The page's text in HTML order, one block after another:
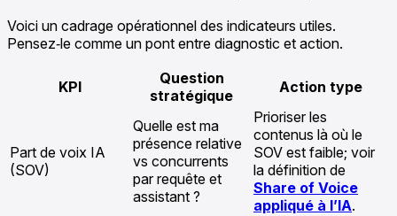
Voici un cadrage opérationnel des indicateurs utiles.
Pensez‑le comme un pont entre diagnostic et action.
KPI
Question
stratégique
Action type
Part de voix IA
(SOV)
Quelle est ma
présence relative
vs concurrents
par requête et
assistant ?
Prioriser les
contenus là où le
SOV est faible; voir
la définition de
Share of Voice
appliqué à l’IA.